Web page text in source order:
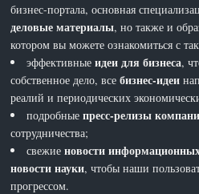
бизнес-портала, основная
деловые материалы, но также и
котором вы можете ознакомиться с
эффективныеидеи для бизнеса,
собственное дело, всебизнес-идеи
реалий и периодических
подробныепресс-релизы
сотрудничества;
свежиеновости
новости науки, чтобы наши
прогрессом.